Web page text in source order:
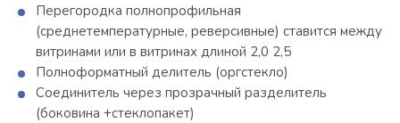
Перегородка полнопрофильная
(среднетемпературные, реверсивные) ставится между
витринами или в витринах длиной 2,0 2,5
Полноформатный делитель (оргстекло)
Соединитель через прозрачный разделитель
(боковина +стеклопакет)